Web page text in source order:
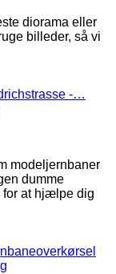
diorama eller
billeder, så vi
-…
modeljernbaner
dumme
for at hjælpe dig